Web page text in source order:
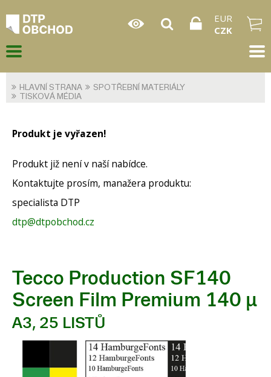
EUR
CZK
HLAVNÍ STRANA
SPOTŘEBNÍ MATERIÁLY
TISKOVÁ MÉDIA
Produkt je vyřazen!
Produkt již není v naší nabídce.
Kontaktujte prosím, manažera produktu:
specialista DTP
dtp@dtpobchod.cz
Tecco Production SF140
Screen Film Premium 140 µ
A3, 25 LISTŮ